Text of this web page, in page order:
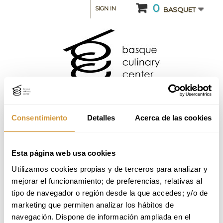
Consentimiento Detalles Acerca de las cookies
Esta página web usa cookies
Utilizamos cookies propias y de terceros para analizar y
mejorar el funcionamiento; de preferencias, relativas al
tipo de navegador o región desde la que accedes; y/o de
marketing que permiten analizar los hábitos de
navegación. Dispone de información ampliada en el
0 BASQUET
SIGN IN
CATEGORY: INTENSIVE COURSES AND SEMINARS
Curso intensivo de Las Verduras_3ª
Edición_2025 (Online)
Back to Training Offer